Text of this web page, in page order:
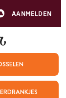
AANMELDEN